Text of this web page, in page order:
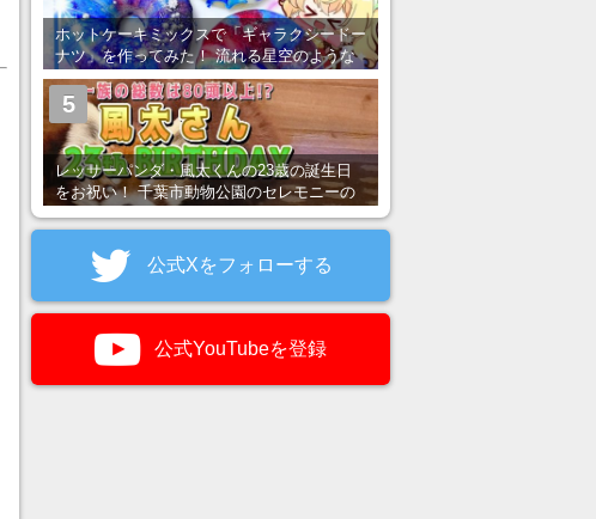
ホットケーキミックスで「ギャラクシードー
ナツ」を作ってみた！ 流れる星空のような
レンチン・レシピを紹介
レッサーパンダ・風太くんの23歳の誕生日
をお祝い！ 千葉市動物公園のセレモニーの
5
公式Xをフォローする
公式YouTubeを登録